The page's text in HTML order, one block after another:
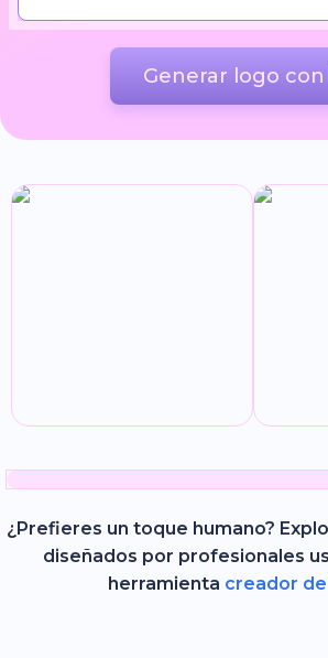
Generar logo con
¿Prefieres un toque humano?
diseñados por profesionales
herramienta creador